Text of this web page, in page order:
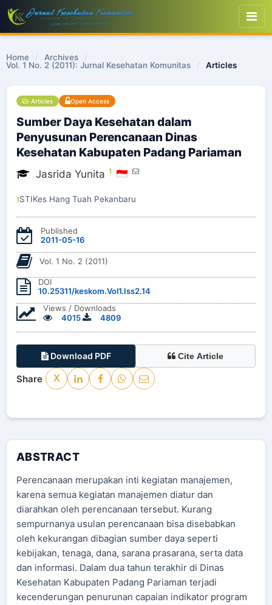
Home / Archives
/
Vol. 1 No. 2 (2011): Jurnal Kesehatan Komunitas
/ Articles
Articles Open Access
Sumber Daya Kesehatan dalam
Penyusunan Perencanaan Dinas
Kesehatan Kabupaten Padang Pariaman
Jasrida Yunita 1
1STIKes Hang Tuah Pekanbaru
Published
2011-05-16
Vol. 1 No. 2 (2011)
DOI
10.25311/keskom.Vol1.Iss2.14
Views / Downloads
4015
4809
Download PDF Cite Article
Share X
ABSTRACT
Perencanaan merupakan inti kegiatan manajemen,
karena semua kegiatan manajemen diatur dan
diarahkan oleh perencanaan tersebut. Kurang
sempurnanya usulan perencanaan bisa disebabkan
oleh kekurangan dibagian sumber daya seperti
kebijakan, tenaga, dana, sarana prasarana, serta data
dan informasi. Dalam dua tahun terakhir di Dinas
Kesehatan Kabupaten Padang Pariaman terjadi
kecenderungan penurunan capaian indikator program